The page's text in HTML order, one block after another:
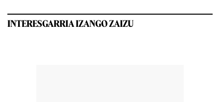
INTERESGARRIA IZANGO ZAIZU